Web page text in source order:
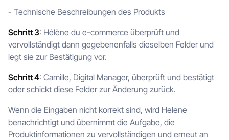
- Technische Beschreibungen des Produkts
Schritt 3: Hélène du e-commerce überprüft und
vervollständigt dann gegebenenfalls dieselben Felder und
legt sie zur Bestätigung vor.
Schritt 4: Camille, Digital Manager, überprüft und bestätigt
oder schickt diese Felder zur Änderung zurück.
Wenn die Eingaben nicht korrekt sind, wird Helene
benachrichtigt und übernimmt die Aufgabe, die
Produktinformationen zu vervollständigen und erneut an